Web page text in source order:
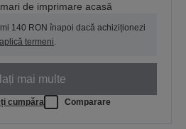
de imprimare acasă
140 RON înapoi dacă achiziționezi
termeni.
mai multe
cumpăra Comparare